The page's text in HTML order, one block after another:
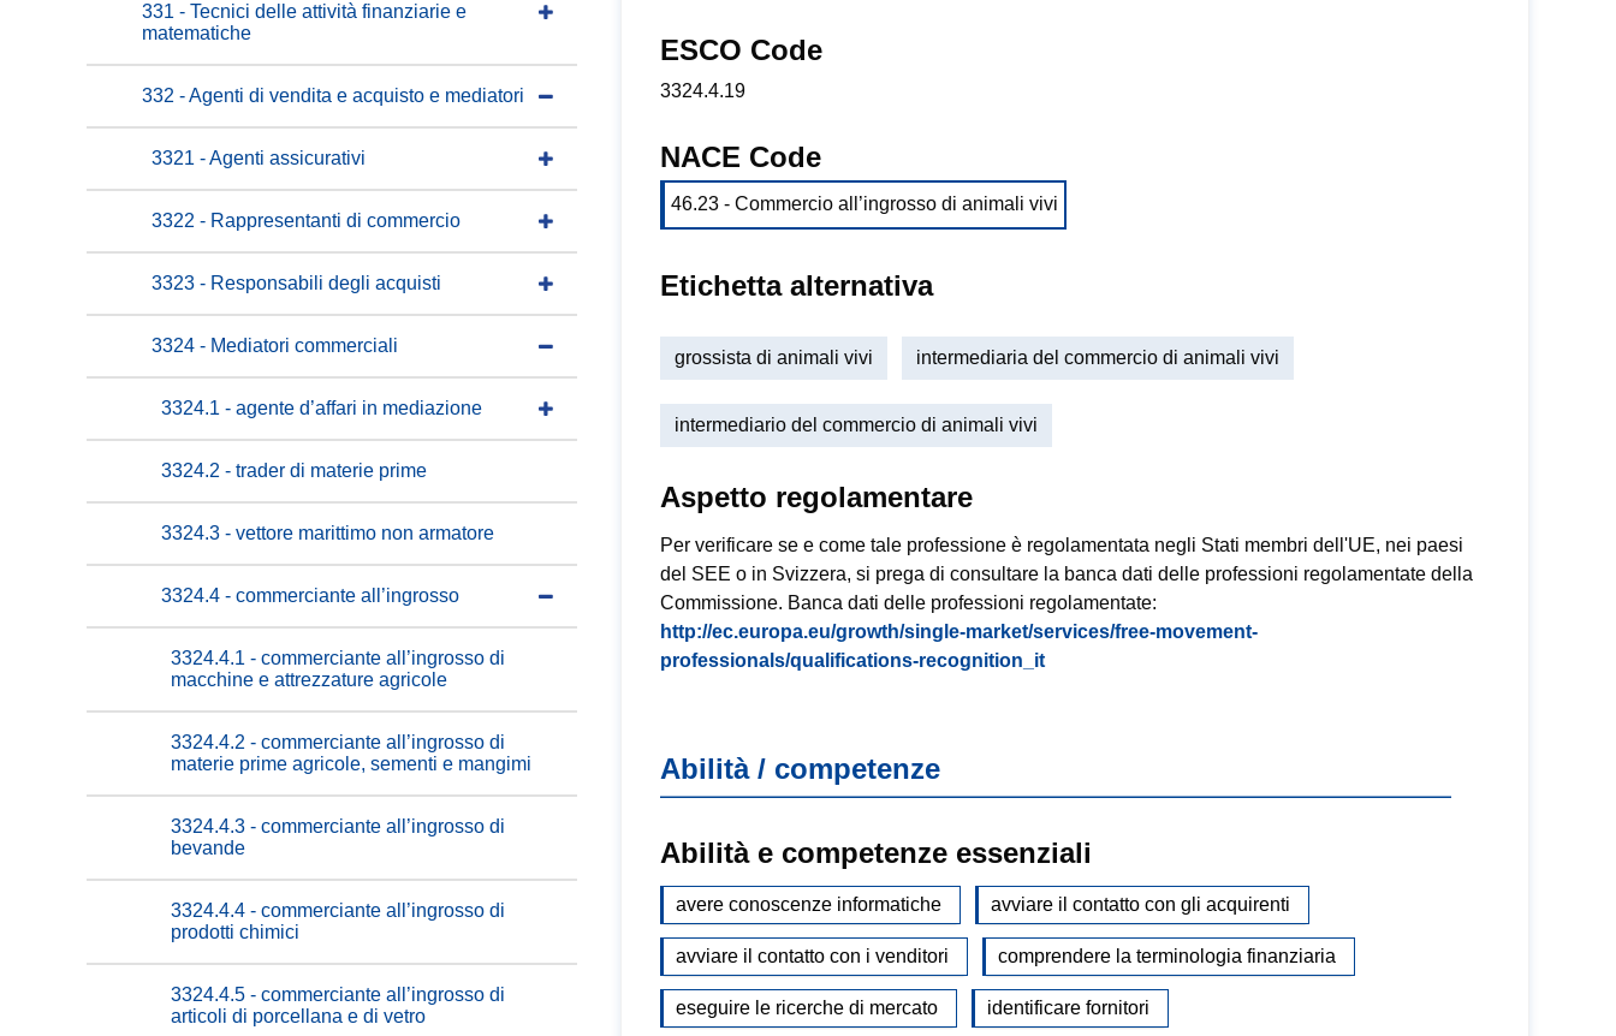
331 - Tecnici delle attività finanziarie e
matematiche
332 - Agenti di vendita e acquisto e mediatori
3321 - Agenti assicurativi
3322 - Rappresentanti di commercio
3323 - Responsabili degli acquisti
3324 - Mediatori commerciali
3324.1 - agente d’affari in mediazione
3324.2 - trader di materie prime
3324.3 - vettore marittimo non armatore
3324.4 - commerciante all’ingrosso
3324.4.1 - commerciante all’ingrosso di
macchine e attrezzature agricole
3324.4.2 - commerciante all’ingrosso di
materie prime agricole, sementi e mangimi
3324.4.3 - commerciante all’ingrosso di
bevande
3324.4.4 - commerciante all’ingrosso di
prodotti chimici
3324.4.5 - commerciante all’ingrosso di
articoli di porcellana e di vetro
ESCO Code
3324.4.19
NACE Code
46.23 - Commercio all’ingrosso di animali vivi
Etichetta alternativa
grossista di animali vivi intermediaria del commercio di animali vivi
intermediario del commercio di animali vivi
Aspetto regolamentare
Per verificare se e come tale professione è regolamentata negli Stati membri dell'UE, nei paesi
del SEE o in Svizzera, si prega di consultare la banca dati delle professioni regolamentate della
Commissione. Banca dati delle professioni regolamentate:
http://ec.europa.eu/growth/single-market/services/free-movement-
professionals/qualifications-recognition_it
Abilità / competenze
Abilità e competenze essenziali
avere conoscenze informatiche avviare il contatto con gli acquirenti
avviare il contatto con i venditori comprendere la terminologia finanziaria
eseguire le ricerche di mercato identificare fornitori